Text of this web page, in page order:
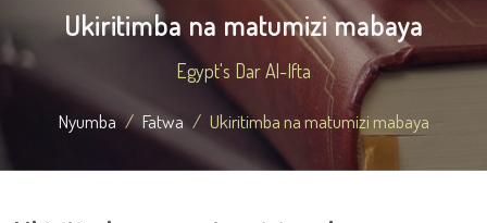
Ukiritimba na matumizi mabaya
Egypt's Dar Al-Ifta
Nyumba Fatwa Ukiritimba na matumizi mabaya